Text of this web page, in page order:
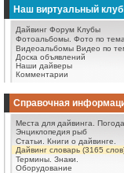
Наш виртуальный
Дайвинг Форум Клубы
Фотоальбомы. Фото по
Видеоальбомы Видео по
Доска объявлений
Наши дайверы
Комментарии
Справочная
Места для дайвинга.
Энциклопедия рыб
Статьи.
Книги о дайвинге.
Дайвинг словарь (3165
Термины. Знаки.
Оборудование